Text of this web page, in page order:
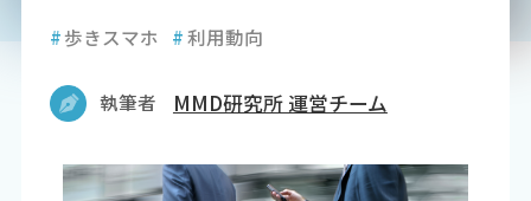
#歩きスマホ #利用動向
執筆者 MMD研究所 運営チーム